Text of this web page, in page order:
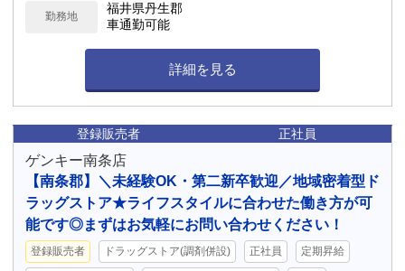
勤務地
福井県丹生郡
車通勤可能
詳細を見る
登録販売者 正社員
ゲンキー南条店
【南条郡】＼未経験OK・第二新卒歓迎／地域密着型ド
ラッグストア★ライフスタイルに合わせた働き方が可
能です◎まずはお気軽にお問い合わせください！
登録販売者 ドラッグストア(調剤併設) 正社員 定期昇給